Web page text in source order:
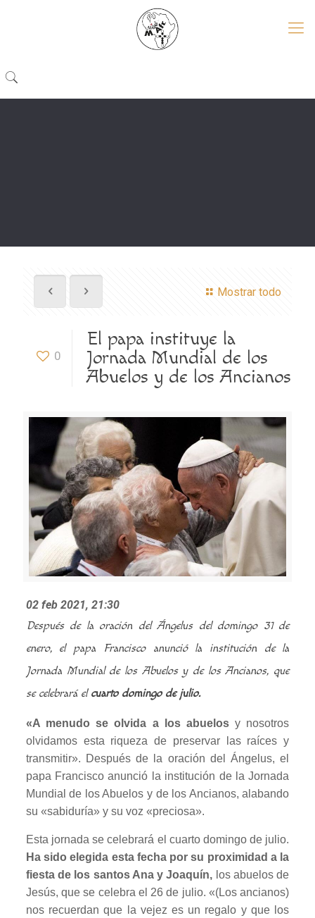
Mostrar todo
0
El papa instituye la
Jornada Mundial de los
Abuelos y de los Ancianos
02 feb 2021, 21:30
Después de la oración del Ángelus del domingo 31 de
enero, el papa Francisco anunció la institución de la
Jornada Mundial de los Abuelos y de los Ancianos, que
se celebrará el cuarto domingo de julio.
«A menudo se olvida a los abuelosy nosotros
olvidamos esta riqueza de preservar las raíces y
transmitir». Después de la oración del Ángelus, el
papa Francisco anunció la institución de la Jornada
Mundial de los Abuelos y de los Ancianos, alabando
su «sabiduría» y su voz «preciosa».
Esta jornada se celebrará el cuarto domingo de julio.
Ha sido elegida esta fecha por su proximidad a la
fiesta de los santos Ana y Joaquín, los abuelos de
Jesús, que se celebra el 26 de julio. «(Los ancianos)
nos recuerdan que la vejez es un regalo y que los